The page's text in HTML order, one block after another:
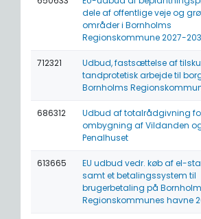
dele af offentlige veje og
områder i Bornholms
Regionskommune 2027-
712321
Udbud, fastsættelse af
tandprotetisk arbejde til
Bornholms
686312
Udbud af totalrådgivning
ombygning af Vildanden
Penalhuset
613665
EU udbud vedr. køb af el-
samt et betalingssystem til
brugerbetaling på
Regionskommunes havne